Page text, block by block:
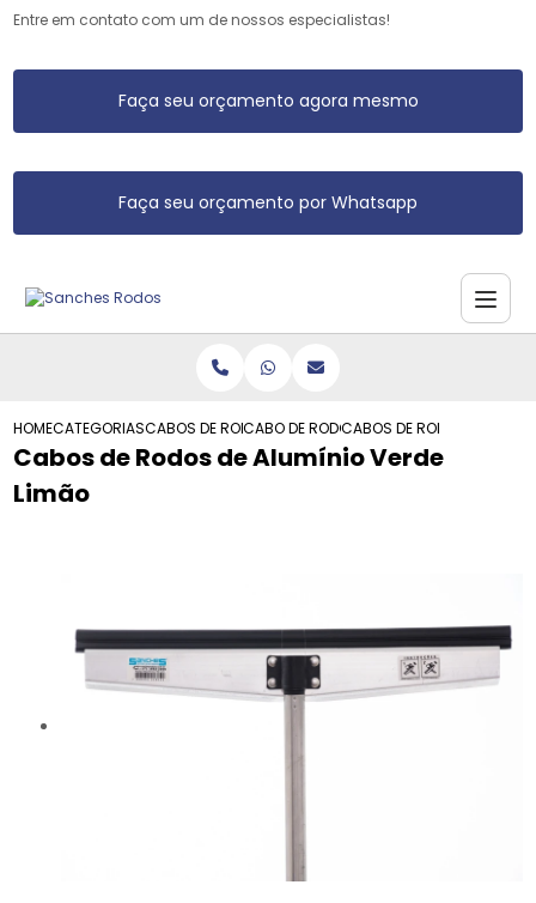
Entre em contato com um de nossos especialistas!
Faça seu orçamento agora mesmo
Faça seu orçamento por Whatsapp
HOMECATEGORIASCABOS DE RODO DE ALUMINIO
CABO DE RODO DE ALUMINIO
CABOS DE RODOS DE
Cabos de Rodos de Alumínio Verde
Limão